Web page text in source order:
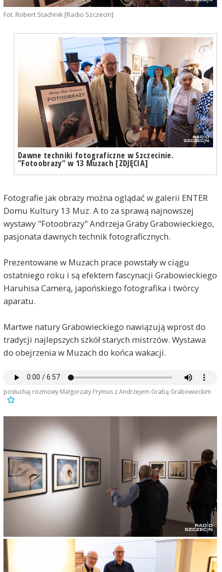
Fot. Robert Stachnik [Radio Szczecin]
Dawne techniki fotograficzne w Szczecinie.
"Fotoobrazy" w 13 Muzach [ZDJĘCIA]
Fotografie jak obrazy można oglądać w galerii ENTER
Domu Kultury 13 Muz. A to za sprawą najnowszej
wystawy "Fotoobrazy" Andrzeja Graby Grabowieckiego,
pasjonata dawnych technik fotograficznych.
Prezentowane w Muzach prace powstały w ciągu
ostatniego roku i są efektem fascynacji Grabowieckiego
Haruhisa Camerą, japońskiego fotografika i twórcy
aparatu.
Martwe natury Grabowieckiego nawiązują wprost do
tradycji najlepszych szkół starych mistrzów. Wystawa
do obejrzenia w Muzach do końca wakacji.
posłuchaj rozmowy Małgorzaty Frymus z Andrzejem Grabą Grabowieckim